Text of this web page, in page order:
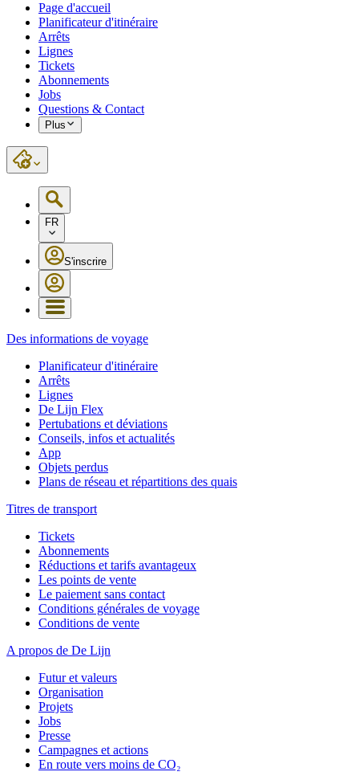
Page d'accueil
Planificateur d'itinéraire
Arrêts
Lignes
Tickets
Abonnements
Jobs
Questions & Contact
Plus
FR
S'inscrire
Des informations de voyage
Planificateur d'itinéraire
Arrêts
Lignes
De Lijn Flex
Pertubations et déviations
Conseils, infos et actualités
App
Objets perdus
Plans de réseau et répartitions des quais
Titres de transport
Tickets
Abonnements
Réductions et tarifs avantageux
Les points de vente
Le paiement sans contact
Conditions générales de voyage
Conditions de vente
A propos de De Lijn
Futur et valeurs
Organisation
Projets
Jobs
Presse
Campagnes et actions
En route vers moins de CO₂